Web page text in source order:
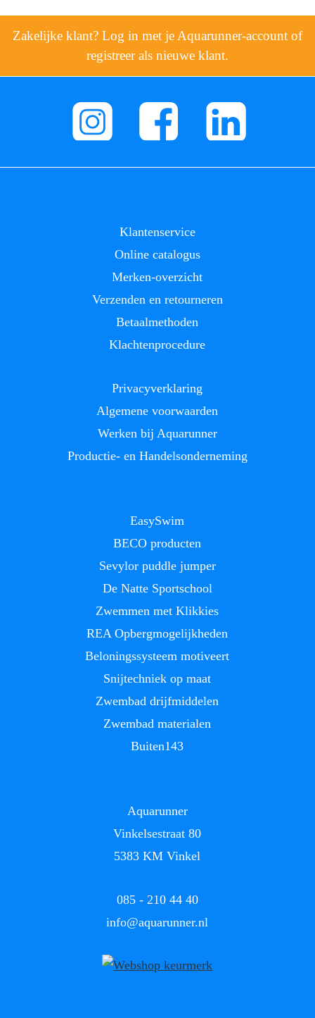
Zakelijke klant? Log in met je Aquarunner-account of
registreer als nieuwe klant.
Klantenservice
Online catalogus
Merken-overzicht
Verzenden en retourneren
Betaalmethoden
Klachtenprocedure
Privacyverklaring
Algemene voorwaarden
Werken bij Aquarunner
Productie- en Handelsonderneming
EasySwim
BECO producten
Sevylor puddle jumper
De Natte Sportschool
Zwemmen met Klikkies
REA Opbergmogelijkheden
Beloningssysteem motiveert
Snijtechniek op maat
Zwembad drijfmiddelen
Zwembad materialen
Buiten143
Aquarunner
Vinkelsestraat 80
5383 KM Vinkel
085 - 210 44 40
info@aquarunner.nl